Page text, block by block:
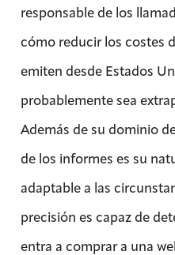
responsable de los
cómo reducir los costes
emiten desde Estados
probablemente sea
Además de su dominio
de los informes es su
adaptable a las
precisión es capaz de
entra a comprar a una